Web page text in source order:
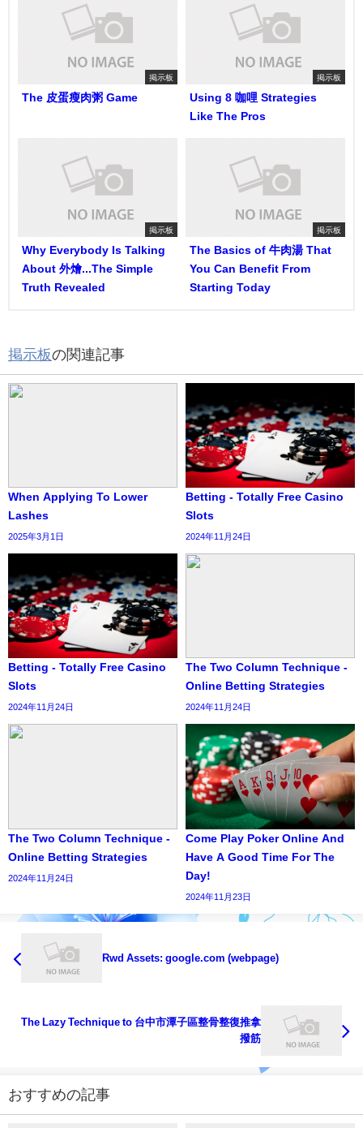
掲示板
The 皮蛋瘦肉粥 Game
掲示板
Using 8 咖哩 Strategies
Like The Pros
掲示板
Why Everybody Is Talking
About 外燴...The Simple
Truth Revealed
掲示板
The Basics of 牛肉湯 That
You Can Benefit From
Starting Today
掲示板の関連記事
When Applying To Lower
Lashes
2025年3月1日
Betting - Totally Free Casino
Slots
2024年11月24日
Betting - Totally Free Casino
Slots
2024年11月24日
The Two Column Technique -
Online Betting Strategies
2024年11月24日
The Two Column Technique -
Online Betting Strategies
2024年11月24日
Come Play Poker Online And
Have A Good Time For The
Day!
2024年11月23日
Rwd Assets: google.com (webpage)
The Lazy Technique to 台中市潭子區整骨整復推拿
撥筋
おすすめの記事